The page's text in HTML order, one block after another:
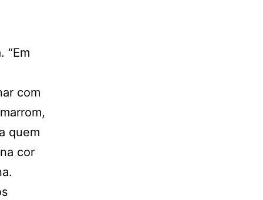
“Em
com
quem
cor